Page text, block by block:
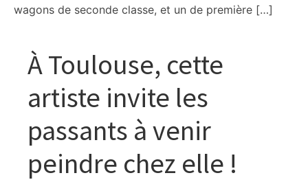
wagons de seconde classe, et un de première […]
À Toulouse, cette
artiste invite les
passants à venir
peindre chez elle !